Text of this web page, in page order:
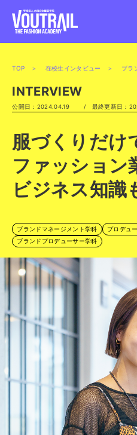
TOP ＞ 在校生インタビュー ＞ ブラン
INTERVIEW
公開日：2024.04.19 / 最終更新日：
服づくりだけ
ファッション
ビジネス知識
ブランドマネージメント学科 プロデュ
ブランドプロデューサー学科